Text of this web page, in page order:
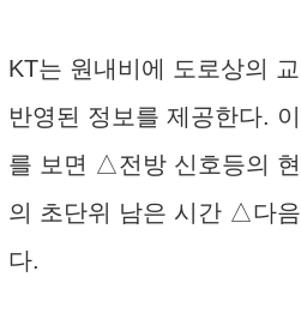
KT는 원내비에 도로상의
반영된 정보를 제공한다.
를 보면 △전방 신호등의
의 초단위 남은 시간 △다음
다.